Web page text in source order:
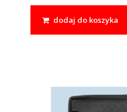
dodaj do koszyka